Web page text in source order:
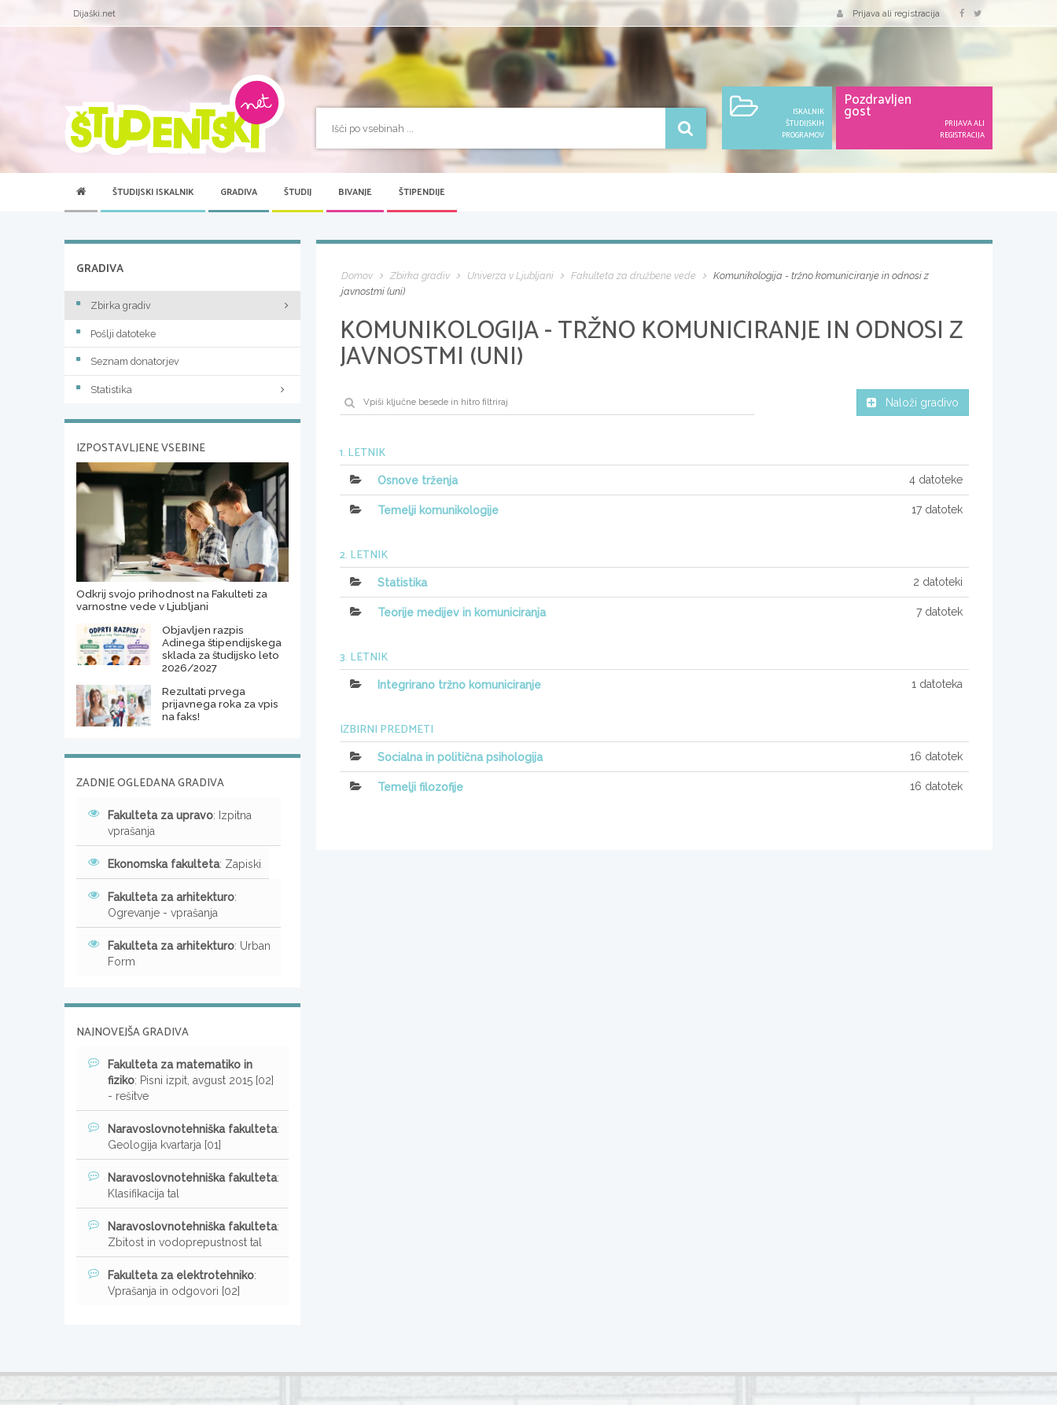
Dijaški.net Prijava ali registracija
ISKALNIK
ŠTUDIJSKIH
PROGRAMOV
Pozdravljen
gost
PRIJAVA ALI
REGISTRACIJA
ŠTUDIJSKI ISKALNIK GRADIVA ŠTUDIJ BIVANJE ŠTIPENDIJE
Domov Zbirka gradiv Univerza v Ljubljani Fakulteta za družbene vede
Komunikologija - tržno komuniciranje in odnosi z
javnostmi (uni)
KOMUNIKOLOGIJA - TRŽNO KOMUNICIRANJE IN ODNOSI Z
JAVNOSTMI (UNI)
Naloži gradivo
1. LETNIK
Osnove trženja 4 datoteke
Temelji komunikologije 17 datotek
2. LETNIK
Statistika 2 datoteki
Teorije medijev in komuniciranja 7 datotek
3. LETNIK
Integrirano tržno komuniciranje 1 datoteka
IZBIRNI PREDMETI
Socialna in politična psihologija 16 datotek
Temelji filozofije 16 datotek
GRADIVA
Zbirka gradiv
Pošlji datoteke
Seznam donatorjev
Statistika
IZPOSTAVLJENE VSEBINE
Odkrij svojo prihodnost na Fakulteti za
varnostne vede v Ljubljani
Objavljen razpis
Adinega štipendijskega
sklada za študijsko leto
2026/2027
Rezultati prvega
prijavnega roka za vpis
na faks!
ZADNJE OGLEDANA GRADIVA
Fakulteta za upravo: Izpitna
vprašanja
Ekonomska fakulteta: Zapiski
Fakulteta za arhitekturo:
Ogrevanje - vprašanja
Fakulteta za arhitekturo: Urban
Form
NAJNOVEJŠA GRADIVA
Fakulteta za matematiko in
fiziko: Pisni izpit, avgust 2015 [02]
- rešitve
Naravoslovnotehniška fakulteta:
Geologija kvartarja [01]
Naravoslovnotehniška fakulteta:
Klasifikacija tal
Naravoslovnotehniška fakulteta:
Zbitost in vodoprepustnost tal
Fakulteta za elektrotehniko:
Vprašanja in odgovori [02]